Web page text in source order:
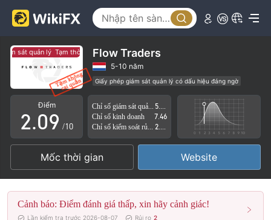
sát quản lý Tạm thời không có giám sát quản lý
Flow Traders
5-10 năm
Giấy phép giám sát quản lý có dấu hiệu đáng ngờ
Nguy cơ rủi ro cao
Điểm
0
1
2
3
4
5
.0
1
2
3
5
6
7
8
9 /10
Chỉ số kinh doanh
7.46
Mốc thời gian Website
Cảnh báo: Điểm đánh giá thấp, xin hãy cảnh giác!
Lần kiểm tra trước 2026-08-07 Rủi ro 2